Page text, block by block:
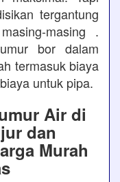
tergantung
masing .
bor dalam
termasuk biaya
untuk pipa.
Air di
dan
Murah